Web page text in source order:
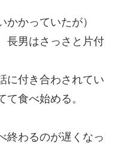
かかっていたが）
長男はさっさと片付
に付き合わされてい
食べ始める。
終わるのが遅くなっ